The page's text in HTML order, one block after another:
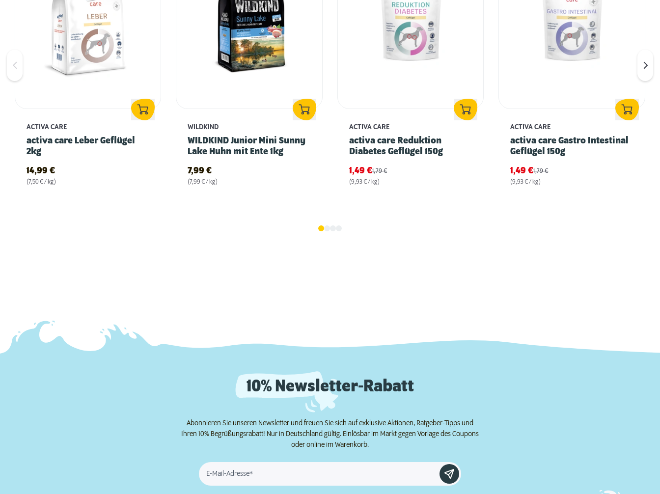
ACTIVA CARE
activa care Leber Geflügel
2kg
14,99 €
(7,50 € / kg)
WILDKIND
WILDKIND Junior Mini Sunny
Lake Huhn mit Ente 1kg
7,99€
(7,99 € / kg)
ACTIVA CARE
activa care Reduktion
Diabetes Geflügel 150g
1,49 €1,79€
(9,93 € / kg)
ACTIVA CARE
activa care Gastro Intestinal
Geflügel 150g
1,49€1,79€
(9,93 € / kg)
10% Newsletter-Rabatt
Abonnieren Sie unseren Newsletter und freuen Sie sich auf exklusive Aktionen, Ratgeber-Tipps und
Ihren 10% Begrüßungsrabatt! Nur in Deutschland gültig. Einlösbar im Markt gegen Vorlage des Coupons
oder online im Warenkorb.
E-Mail-Adresse*